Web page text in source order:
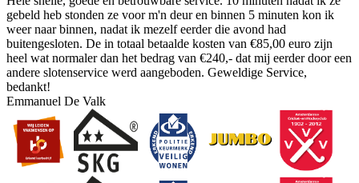
gebeld heb stonden ze voor m'n deur en binnen 5 minuten kon ik
weer naar binnen, nadat ik mezelf eerder die avond had
buitengesloten. De in totaal betaalde kosten van €85,00 euro zijn
heel wat normaler dan het bedrag van €240,- dat mij eerder door een
andere slotenservice werd aangeboden. Geweldige Service,
bedankt!
Emmanuel De Valk